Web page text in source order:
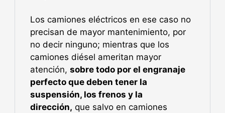
Los camiones eléctricos en ese caso no
precisan de mayor mantenimiento, por
no decir ninguno; mientras que los
camiones diésel ameritan mayor
atención, sobre todo por el engranaje
perfecto que deben tener la
suspensión, los frenos y la
dirección, que salvo en camiones